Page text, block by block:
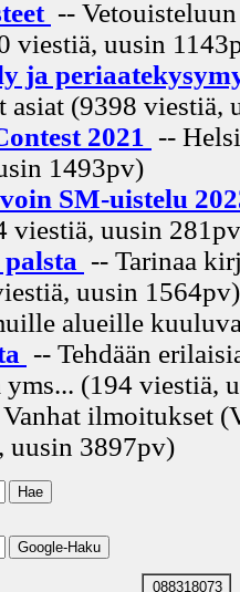
--
viestiä, uusin
ja
asiat (9398 viestiä,
2021 --
1493pv)
SM-uistelu
viestiä, uusin 281pv
-- Tarinaa
uusin 1564pv)
alueille
-- Tehdään
(194 viestiä,
ilmoitukset
uusin 3897pv)
088318073